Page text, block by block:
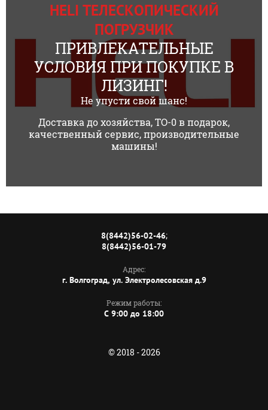
HELI ТЕЛЕСКОПИЧЕСКИЙ
ПОГРУЗЧИК
ПРИВЛЕКАТЕЛЬНЫЕ
УСЛОВИЯ ПРИ ПОКУПКЕ В
ЛИЗИНГ!
Не упусти свой шанс!
Доставка до хозяйства, ТО-0 в подарок,
качественный сервис, производительные
машины!
8(8442)56-02-46;
8(8442)56-01-79
Адрес:
г. Волгоград, ул. Электролесовская д.9
Режим работы:
C 9:00 до 18:00
© 2018 - 2026